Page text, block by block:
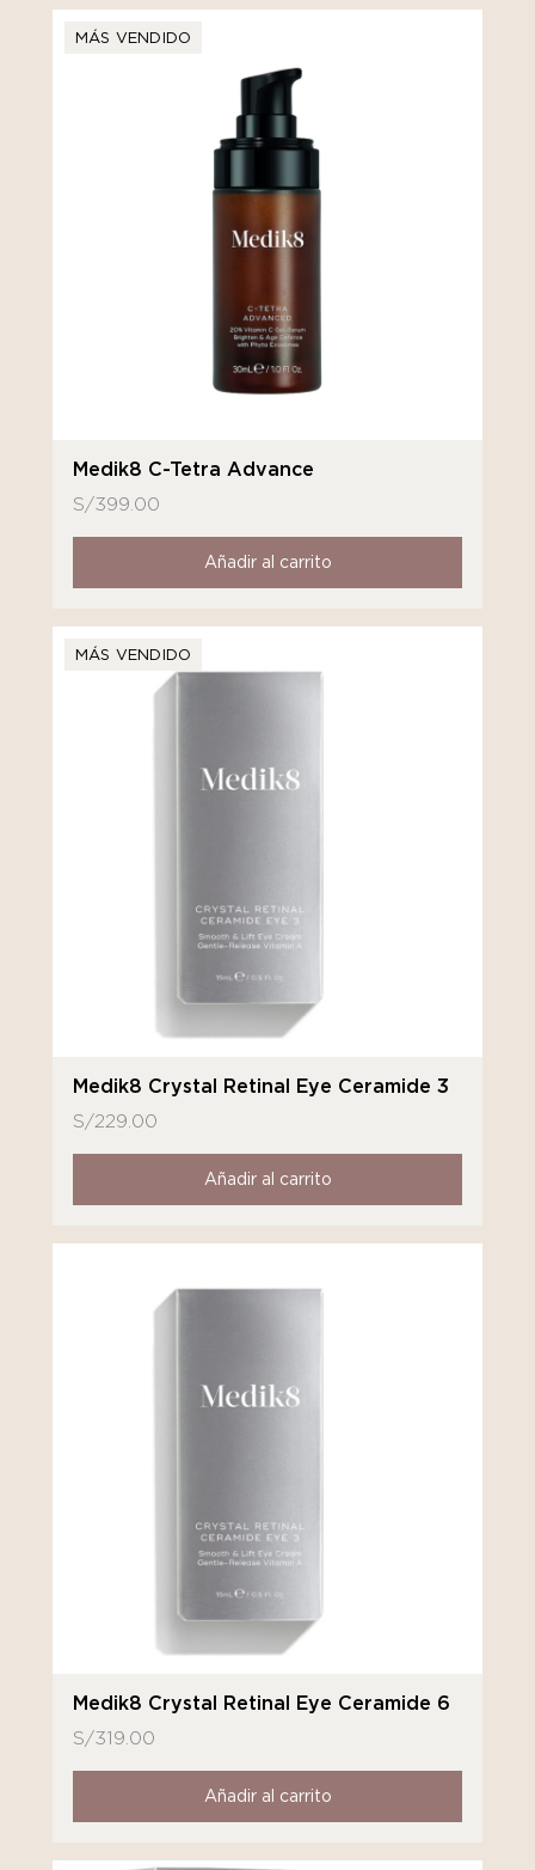
MÁS VENDIDO
Medik8 C-Tetra Advance
S/399.00
Añadir al carrito
MÁS VENDIDO
Medik8 Crystal Retinal Eye Ceramide 3
S/229.00
Añadir al carrito
Medik8 Crystal Retinal Eye Ceramide 6
S/319.00
Añadir al carrito